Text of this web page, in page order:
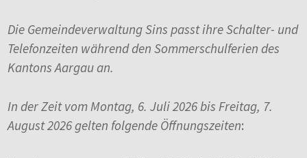
Die Gemeindeverwaltung Sins passt ihre Schalter- und
Telefonzeiten während den Sommerschulferien des
Kantons Aargau an.
In der Zeit vom Montag, 6. Juli 2026 bis Freitag, 7.
August 2026 gelten folgende Öffnungszeiten: